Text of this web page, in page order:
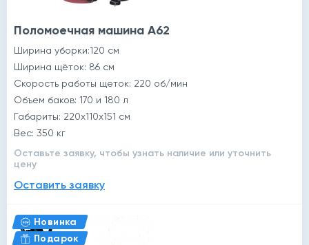
Поломоечная машина A62
Ширина уборки:120 см
Ширина щёток: 86 см
Скорость работы щеток: 220 об/мин
Объем баков: 170 и 180 л
Габариты: 220x110x151 см
Вес: 350 кг
Оставьте заявку, чтобы узнать наличие или уточнить
цену
Оставить заявку
Новинка
Подарок